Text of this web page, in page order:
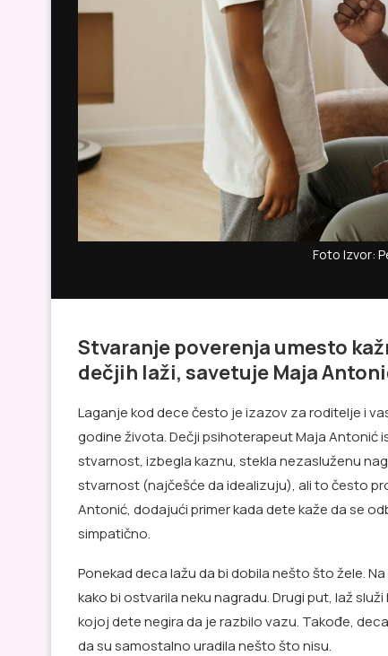
Foto Izvor:
Stvaranje poverenja umesto
dečjih laži, savetuje Maja
Laganje kod dece često je izazov za roditelje i
godine života. Dečji psihoterapeut Maja Antonić
stvarnost, izbegla kaznu, stekla nezasluženu
stvarnost (najčešće da idealizuju), ali to često
Antonić, dodajući primer kada dete kaže da se
simpatično.
Ponekad deca lažu da bi dobila nešto što žele.
kako bi ostvarila neku nagradu. Drugi put, laž
kojoj dete negira da je razbilo vazu. Takođe,
da su samostalno uradila nešto što nisu.